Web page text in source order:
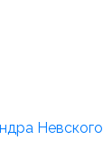
Невского